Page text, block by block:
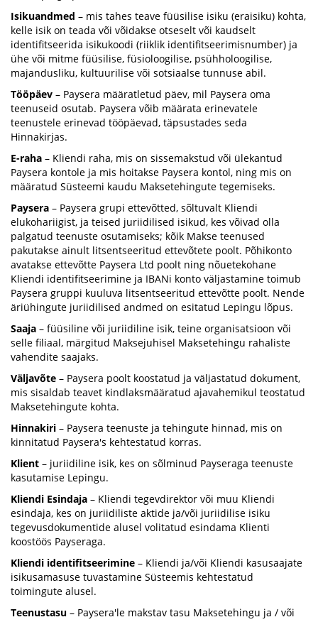
Isikuandmed – mis tahes teave füüsilise isiku (eraisiku) kohta,
kelle isik on teada või võidakse otseselt või kaudselt
identifitseerida isikukoodi (riiklik identifitseerimisnumber) ja
ühe või mitme füüsilise, füsioloogilise, psühholoogilise,
majandusliku, kultuurilise või sotsiaalse tunnuse abil.
Tööpäev – Paysera määratletud päev, mil Paysera oma
teenuseid osutab. Paysera võib määrata erinevatele
teenustele erinevad tööpäevad, täpsustades seda
Hinnakirjas.
E-raha – Kliendi raha, mis on sissemakstud või ülekantud
Paysera kontole ja mis hoitakse Paysera kontol, ning mis on
määratud Süsteemi kaudu Maksetehingute tegemiseks.
Paysera – Paysera grupi ettevõtted, sõltuvalt Kliendi
elukohariigist, ja teised juriidilised isikud, kes võivad olla
palgatud teenuste osutamiseks; kõik Makse teenused
pakutakse ainult litsentseeritud ettevõtete poolt. Põhikonto
avatakse ettevõtte Paysera Ltd poolt ning nõuetekohane
Kliendi identifitseerimine ja IBANi konto väljastamine toimub
Paysera gruppi kuuluva litsentseeritud ettevõtte poolt. Nende
äriühingute juriidilised andmed on esitatud Lepingu lõpus.
Saaja – füüsiline või juriidiline isik, teine organisatsioon või
selle filiaal, märgitud Maksejuhisel Maksetehingu rahaliste
vahendite saajaks.
Väljavõte – Paysera poolt koostatud ja väljastatud dokument,
mis sisaldab teavet kindlaksmääratud ajavahemikul teostatud
Maksetehingute kohta.
Hinnakiri – Paysera teenuste ja tehingute hinnad, mis on
kinnitatud Paysera's kehtestatud korras.
Klient – juriidiline isik, kes on sõlminud Payseraga teenuste
kasutamise Lepingu.
Kliendi Esindaja – Kliendi tegevdirektor või muu Kliendi
esindaja, kes on juriidiliste aktide ja/või juriidilise isiku
tegevusdokumentide alusel volitatud esindama Klienti
koostöös Payseraga.
Kliendi identifitseerimine – Kliendi ja/või Kliendi kasusaajate
isikusamasuse tuvastamine Süsteemis kehtestatud
toimingute alusel.
Teenustasu – Paysera'le makstav tasu Maksetehingu ja / või